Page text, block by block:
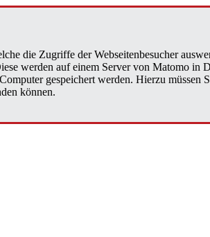
die Zugriffe der Webseitenbesucher
werden auf einem Server von Matomo in
gespeichert werden. Hierzu müssen
können.